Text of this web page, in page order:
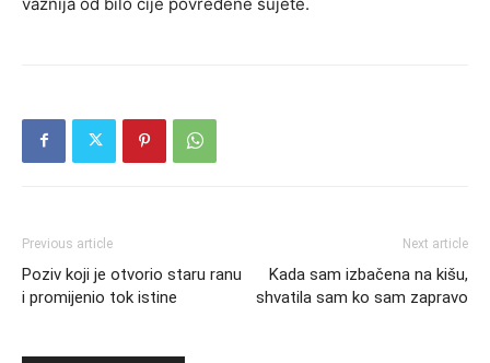
Previous article
Poziv koji je otvorio staru ranu
i promijenio tok istine
Next article
Kada sam izbačena na kišu,
shvatila sam ko sam zapravo